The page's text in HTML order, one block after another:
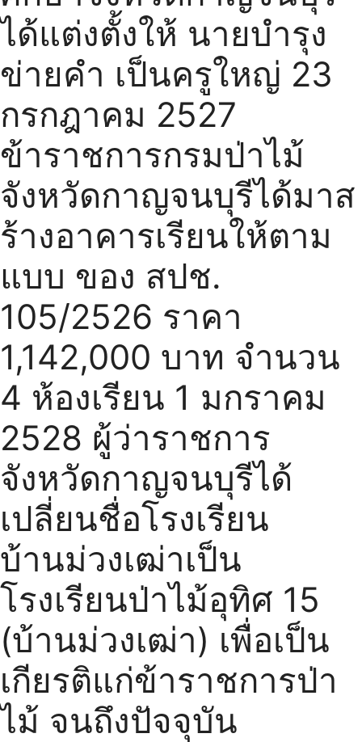
ได้แต่งตั้งให้ นายบำรุง
ข่ายคำ เป็นครูใหญ่ 23
กรกฎาคม 2527
ข้าราชการกรมป่าไม้
จังหวัดกาญจนบุรีได้มาส
ร้างอาคารเรียนให้ตาม
แบบ ของ สปช.
105/2526 ราคา
1,142,000 บาท จำนวน
4 ห้องเรียน 1 มกราคม
2528 ผู้ว่าราชการ
จังหวัดกาญจนบุรีได้
เปลี่ยนชื่อโรงเรียน
บ้านม่วงเฒ่าเป็น
โรงเรียนป่าไม้อุทิศ 15
(บ้านม่วงเฒ่า) เพื่อเป็น
เกียรติแก่ข้าราชการป่า
ไม้ จนถึงปัจจุบัน